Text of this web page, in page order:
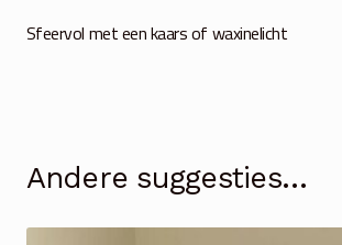
Sfeervol met een kaars of waxinelicht
Andere suggesties…